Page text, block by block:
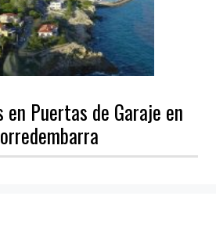
en Puertas de Garaje en